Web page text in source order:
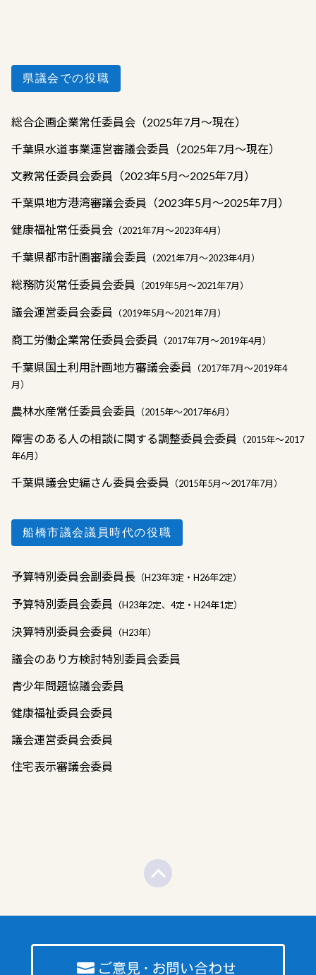
県議会での役職
総合企画企業常任委員会（2025年7月～現在）
千葉県水道事業運営審議会委員（2025年7月～現在）
文教常任委員会委員（2023年5月～2025年7月）
千葉県地方港湾審議会委員（2023年5月～2025年7月）
健康福祉常任委員会 （2021年7月～2023年4月）
千葉県都市計画審議会委員 （2021年7月～2023年4月）
総務防災常任委員会委員 （2019年5月〜2021年7月）
議会運営委員会委員 （2019年5月〜2021年7月）
商工労働企業常任委員会委員 （2017年7月〜2019年4月）
千葉県国土利用計画地方審議会委員
（2017年7月〜2019年4
月）
農林水産常任委員会委員 （2015年〜2017年6月）
障害のある人の相談に関する調整委員会委員
（2015年〜2017
年6月）
千葉県議会史編さん委員会委員 （2015年5月〜2017年7月）
船橋市議会議員時代の役職
予算特別委員会副委員長 （H23年3定・H26年2定）
予算特別委員会委員 （H23年2定、4定・H24年1定）
決算特別委員会委員 （H23年）
議会のあり方検討特別委員会委員
青少年問題協議会委員
健康福祉委員会委員
議会運営委員会委員
住宅表示審議会委員